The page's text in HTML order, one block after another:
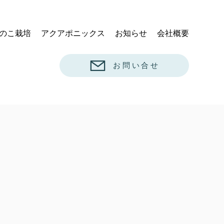
こ栽培 アクアポニックス お知らせ 会社概要
お問い合せ